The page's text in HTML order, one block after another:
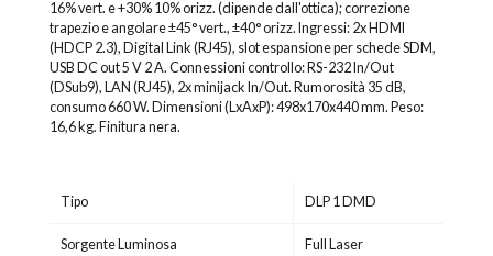
16% vert. e +30% 10% orizz. (dipende dall'ottica); correzione
trapezio e angolare ±45° vert., ±40° orizz. Ingressi: 2x HDMI
(HDCP 2.3), Digital Link (RJ45), slot espansione per schede SDM,
USB DC out 5 V 2 A. Connessioni controllo: RS-232 In/Out
(DSub9), LAN (RJ45), 2x minijack In/Out. Rumorosità 35 dB,
consumo 660 W. Dimensioni (LxAxP): 498x170x440 mm. Peso:
16,6 kg. Finitura nera.
Tipo DLP 1 DMD
Sorgente Luminosa Full Laser